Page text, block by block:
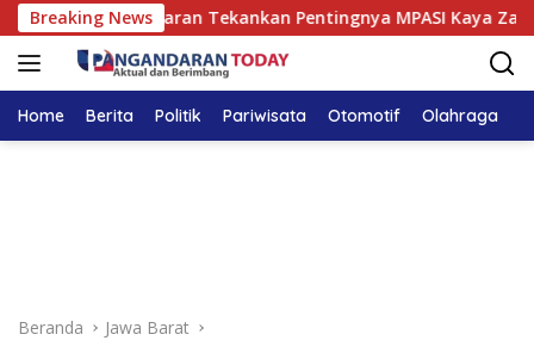
Langsung
ke
konten
Breaking News
Pangandaran Tekankan Pentingnya MPASI Kaya Zat Besi
Home Berita Politik Pariwisata Otomotif Olahraga
Beranda Jawa Barat